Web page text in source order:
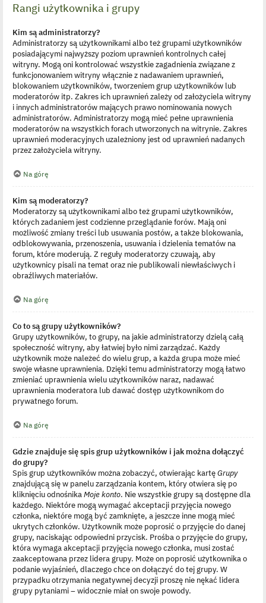
Rangi użytkownika i grupy
Kim są administratorzy?
Administratorzy są użytkownikami albo też grupami użytkowników
posiadającymi najwyższy poziom uprawnień kontrolnych całej
witryny. Mogą oni kontrolować wszystkie zagadnienia związane z
funkcjonowaniem witryny włącznie z nadawaniem uprawnień,
blokowaniem użytkowników, tworzeniem grup użytkowników lub
moderatorów itp. Zakres ich uprawnień zależy od założyciela witryny
i innych administratorów mających prawo nominowania nowych
administratorów. Administratorzy mogą mieć pełne uprawnienia
moderatorów na wszystkich forach utworzonych na witrynie. Zakres
uprawnień moderacyjnych uzależniony jest od uprawnień nadanych
przez założyciela witryny.
Na górę
Kim są moderatorzy?
Moderatorzy są użytkownikami albo też grupami użytkowników,
których zadaniem jest codzienne przeglądanie forów. Mają oni
możliwość zmiany treści lub usuwania postów, a także blokowania,
odblokowywania, przenoszenia, usuwania i dzielenia tematów na
forum, które moderują. Z reguły moderatorzy czuwają, aby
użytkownicy pisali na temat oraz nie publikowali niewłaściwych i
obraźliwych materiałów.
Na górę
Co to są grupy użytkowników?
Grupy użytkowników, to grupy, na jakie administratorzy dzielą całą
społeczność witryny, aby łatwiej było nimi zarządzać. Każdy
użytkownik może należeć do wielu grup, a każda grupa może mieć
swoje własne uprawnienia. Dzięki temu administratorzy mogą łatwo
zmieniać uprawnienia wielu użytkowników naraz, nadawać
uprawnienia moderatora lub dawać dostęp użytkownikom do
prywatnego forum.
Na górę
Gdzie znajduje się spis grup użytkowników i jak można dołączyć
do grupy?
Spis grup użytkowników można zobaczyć, otwierając kartęGrupy
znajdującą się w panelu zarządzania kontem, który otwiera się po
kliknięciu odnośnikaMoje konto. Nie wszystkie grupy są dostępne dla
każdego. Niektóre mogą wymagać akceptacji przyjęcia nowego
członka, niektóre mogą być zamknięte, a jeszcze inne mogą mieć
ukrytych członków. Użytkownik może poprosić o przyjęcie do danej
grupy, naciskając odpowiedni przycisk. Prośba o przyjęcie do grupy,
która wymaga akceptacji przyjęcia nowego członka, musi zostać
zaakceptowana przez lidera grupy. Może on poprosić użytkownika o
podanie wyjaśnień, dlaczego chce on dołączyć do tej grupy. W
przypadku otrzymania negatywnej decyzji proszę nie nękać lidera
grupy pytaniami – widocznie miał on swoje powody.